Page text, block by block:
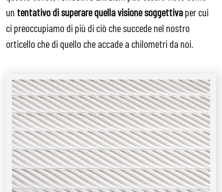
un tentativo di superare quella visione soggettivaper cui
ci preoccupiamo di più di ciò che succede nel nostro
orticello che di quello che accade a chilometri da noi.